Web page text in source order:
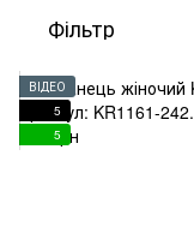
Фільтр
ВІДЕО
5
5